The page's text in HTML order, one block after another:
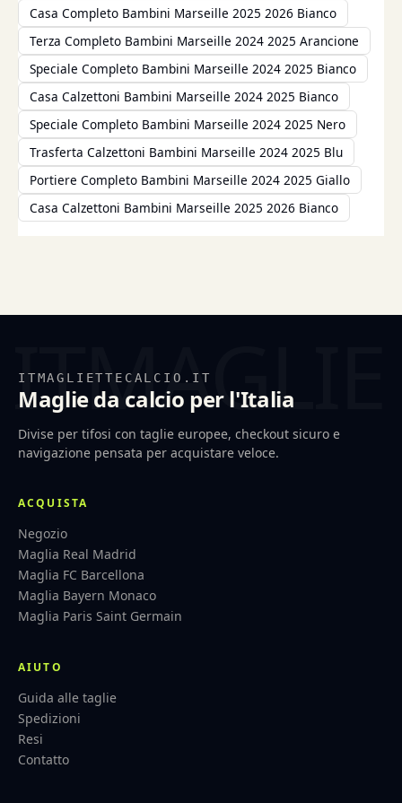
Casa Completo Bambini Marseille 2025 2026 Bianco
Terza Completo Bambini Marseille 2024 2025 Arancione
Speciale Completo Bambini Marseille 2024 2025 Bianco
Casa Calzettoni Bambini Marseille 2024 2025 Bianco
Speciale Completo Bambini Marseille 2024 2025 Nero
Trasferta Calzettoni Bambini Marseille 2024 2025 Blu
Portiere Completo Bambini Marseille 2024 2025 Giallo
Casa Calzettoni Bambini Marseille 2025 2026 Bianco
ITMAGLIETTECALCIO.IT
Maglie da calcio per l'Italia
Divise per tifosi con taglie europee, checkout sicuro e
navigazione pensata per acquistare veloce.
ACQUISTA
Negozio
Maglia Real Madrid
Maglia FC Barcellona
Maglia Bayern Monaco
Maglia Paris Saint Germain
AIUTO
Guida alle taglie
Spedizioni
Resi
Contatto